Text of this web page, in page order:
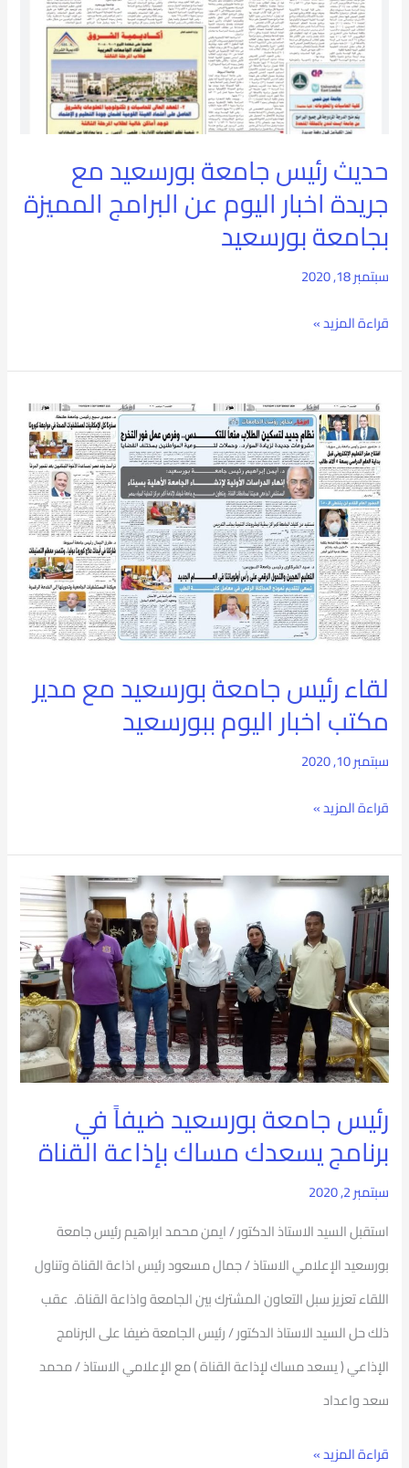
حديث رئيس جامعة بورسعيد مع
جريدة اخبار اليوم عن البرامج المميزة
بجامعة بورسعيد
سبتمبر 18, 2020
جريدة
اليوم
البرامج
المميزة
بجامعة
بورسعيد
قراءة المزيد »
لقاء رئيس جامعة بورسعيد مع مدير
مكتب اخبار اليوم ببورسعيد
سبتمبر 10, 2020
لقاء
رئيس
جامعة
بورسعيد
مع
مدير
مكتب
اخبار
اليوم
ببورسعيد
قراءة المزيد »
رئيس جامعة بورسعيد ضيفاً في
برنامج يسعدك مساك بإذاعة القناة
سبتمبر 2, 2020
استقبل السيد الاستاذ الدكتور / ايمن محمد ابراهيم رئيس جامعة
بورسعيد الإعلامي الاستاذ / جمال مسعود رئيس اذاعة القناة وتناول
اللقاء تعزيز سبل التعاون المشترك بين الجامعة واذاعة القناة. عقب
ذلك حل السيد الاستاذ الدكتور / رئيس الجامعة ضيفا على البرنامج
الإذاعي ( يسعد مساك لإذاعة القناة ) مع الإعلامي الاستاذ / محمد
سعد واعداد
رئيس
جامعة
بورسعيد
ضيفاً
في
برنامج
مساك
بإذاعة
القناة
قراءة المزيد »